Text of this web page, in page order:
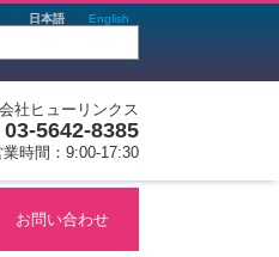
日本語 English
社ヒューリンクス
5642-8385
業時間：9:00-17:30
お問い合わせ